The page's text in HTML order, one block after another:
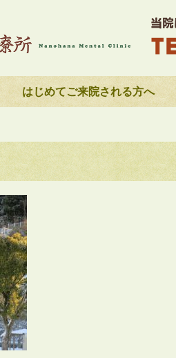
はじめてご来院される方へ